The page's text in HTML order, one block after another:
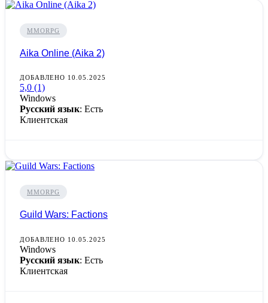
MMORPG
Aika Online (Aika 2)
ДОБАВЛЕНО 10.05.2025
5,0 (1)
Windows
Русский язык: Есть
Клиентская
MMORPG
Guild Wars: Factions
ДОБАВЛЕНО 10.05.2025
Windows
Русский язык: Есть
Клиентская